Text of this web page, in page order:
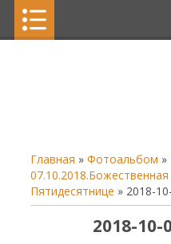
Главная » Фотоальбом »
Пятидесятнице » 2018-
2018-